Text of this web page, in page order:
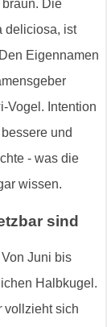
Die
deliciosa, ist
Eigennamen
Vogel. Intention
und
- was die
wissen.
sind
Juni bis
Halbkugel.
vollzieht sich